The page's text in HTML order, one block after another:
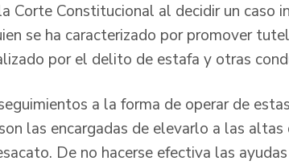
Corte Constitucional al decidir un caso
se ha caracterizado por promover
por el delito de estafa y otras
a la forma de operar de
las encargadas de elevarlo a las altas
De no hacerse efectiva las